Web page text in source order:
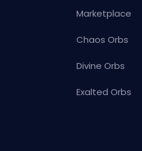
Marketplace
Chaos Orbs
Divine Orbs
Exalted Orbs